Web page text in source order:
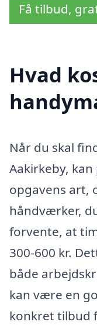
Få tilbud,
Hvad
Når du skal
Aakirkeby,
opgavens art,
håndværker,
forvente, at
300-600 kr.
både
kan være en
konkret tilbud